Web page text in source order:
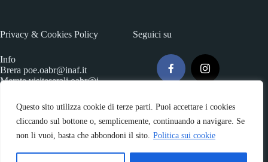
Questo sito utilizza cookie di terze parti. Puoi accettare i cookies
cliccando sul bottone o, semplicemente, continuando a navigare. Se
non li vuoi, basta che abbondoni il sito. Politica sui cookie
Privacy & Cookies Policy
Info
Brera poe.oabr@inaf.it
Meratevisiteserali.oabr@i
Seguici su